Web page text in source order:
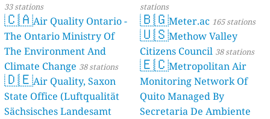
33 stations
🇨🇦Air Quality Ontario -
The Ontario Ministry Of
The Environment And
Climate Change 38 stations
🇩🇪Air Quality, Saxon
State Office (Luftqualität
Sächsisches Landesamt
stations
🇧🇬Meter.ac 165 stations
🇺🇸Methow Valley
Citizens Council 38 stations
🇪🇨Metropolitan Air
Monitoring Network Of
Quito Managed By
Secretaria De Ambiente